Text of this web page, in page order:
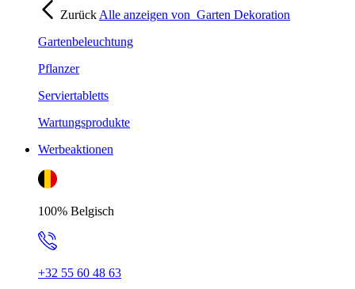
Zurück Alle anzeigen von Garten Dekoration
Gartenbeleuchtung
Pflanzer
Serviertabletts
Wartungsprodukte
Werbeaktionen
100% Belgisch
+32 55 60 48 63